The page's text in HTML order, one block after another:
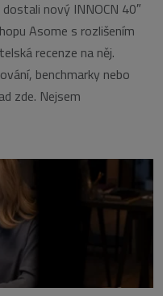
nový INNOCN 40″
Asome s rozlišením
recenze na něj.
benchmarky nebo
zde. Nejsem